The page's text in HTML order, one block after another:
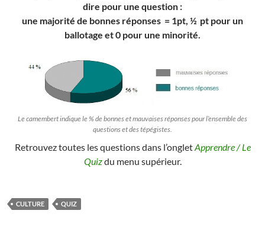
dire pour une question :
une majorité de bonnes réponses = 1pt, ½ pt pour un
ballotage et 0 pour une minorité.
Le camembert indique le % de bonnes et mauvaises réponses pour l’ensemble des
questions et des tépégistes.
Retrouvez toutes les questions dans l’ongletApprendre / Le
Quizdu menu supérieur.
CULTURE QUIZ